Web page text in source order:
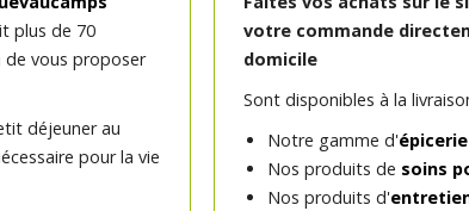
plus de 70
vous proposer
déjeuner au
pour la vie
votre commande
domicile
Sont disponibles à la
Notre gamme d'
Nos produits de soins
Nos produits d'
Boîtier moyen format
pour1 blush ou 1
correcteur ou 2 fards à
Le boîtier à composer rechargeable